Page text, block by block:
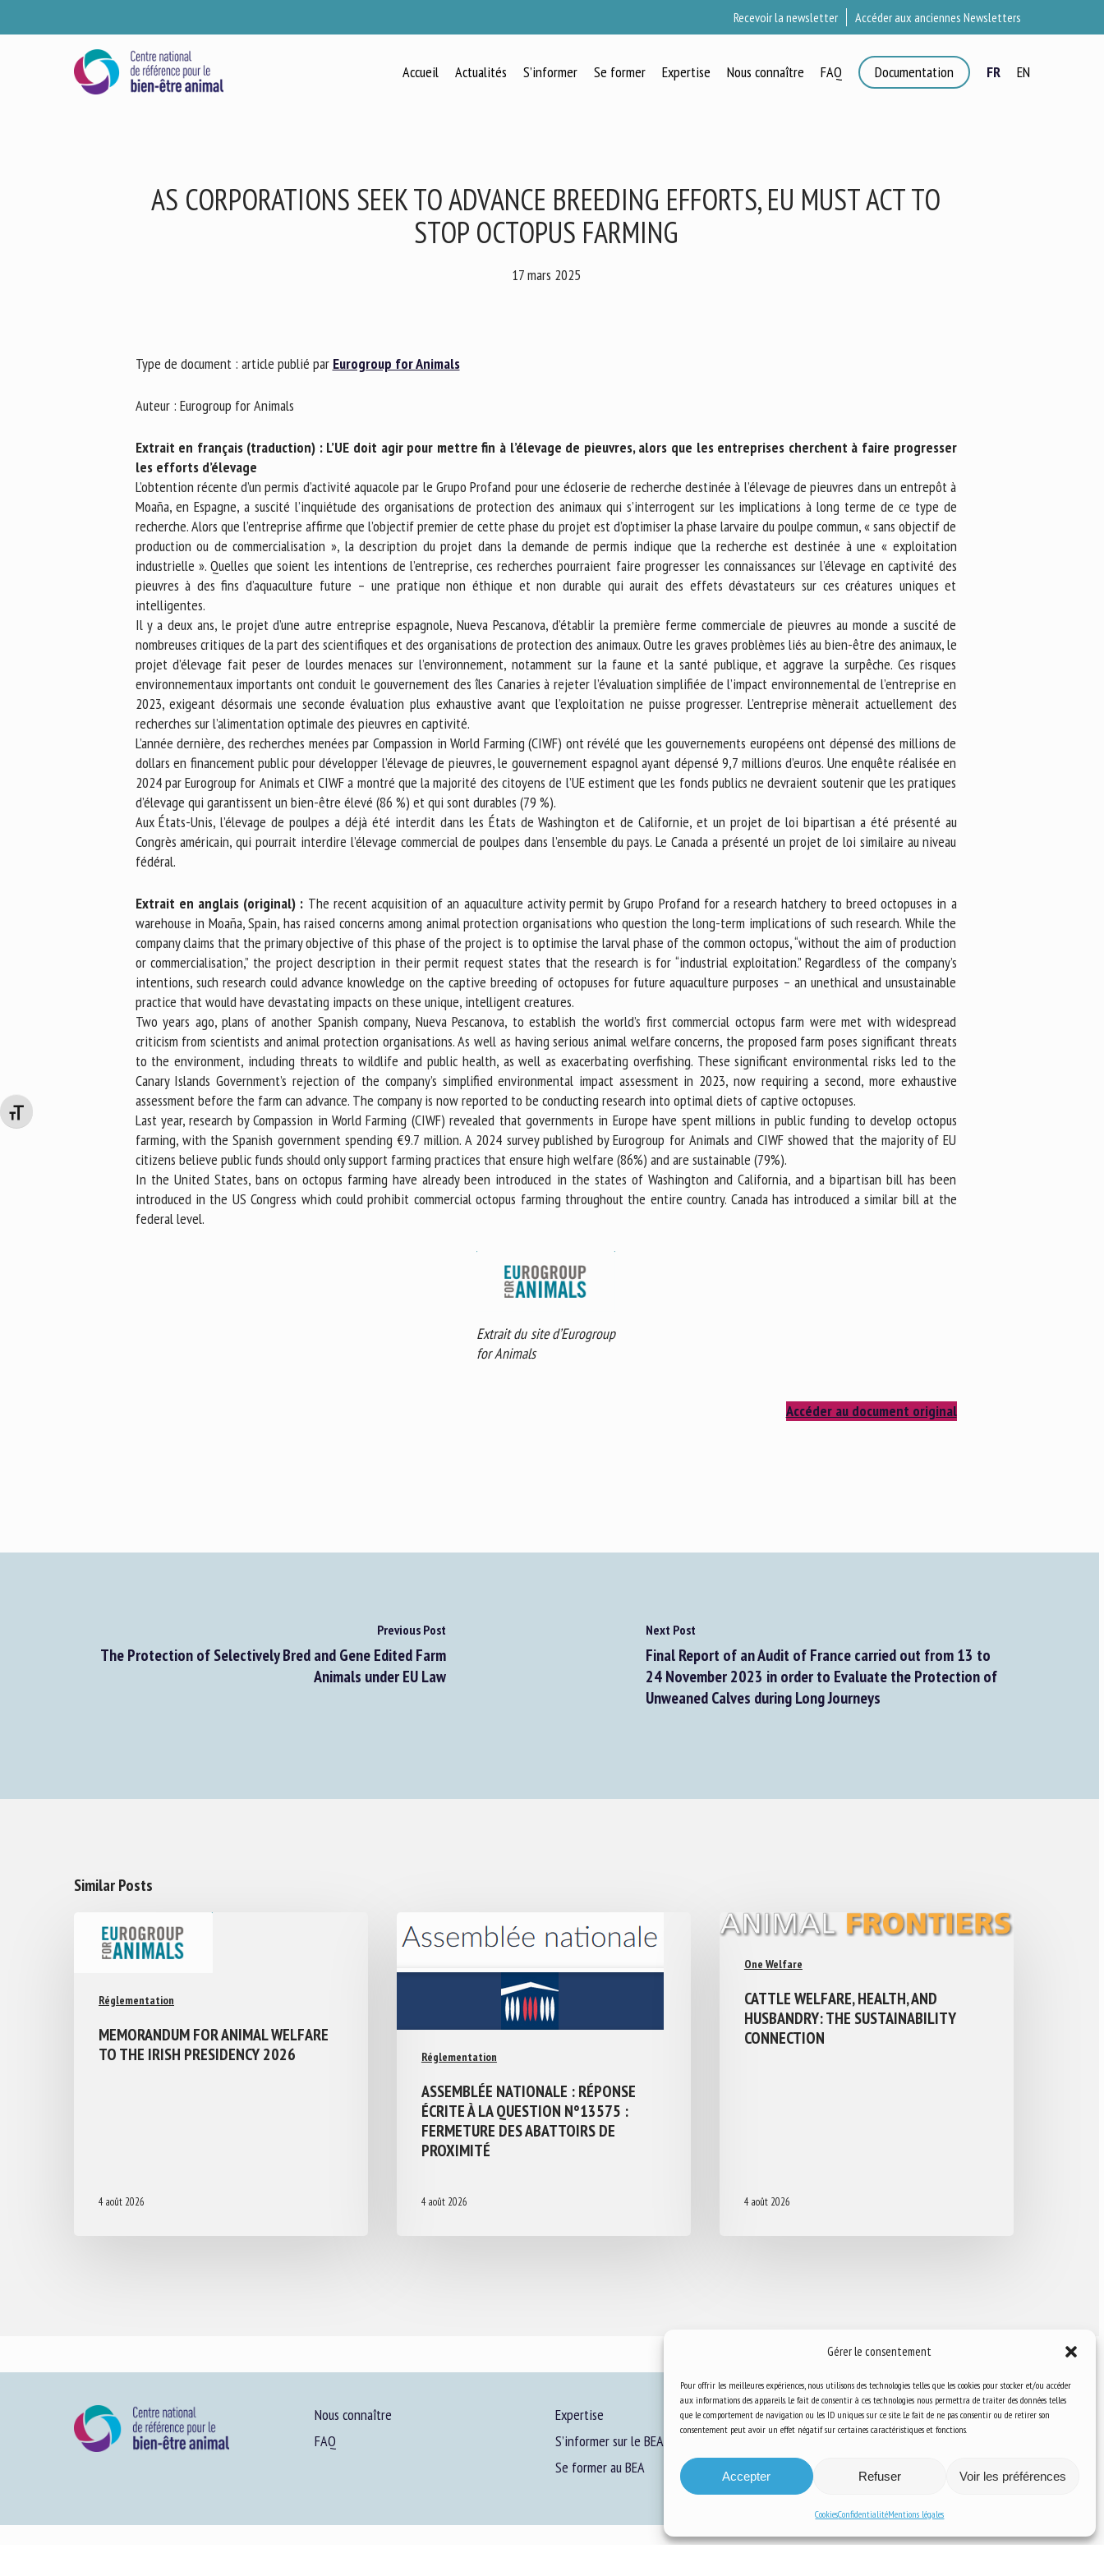
Gérer le consentement
Pour offrir les meilleures expériences, nous utilisons des technologies telles que les cookies pour stocker et/ou accéder
aux informations des appareils. Le fait de consentir à ces technologies nous permettra de traiter des données telles
que le comportement de navigation ou les ID uniques sur ce site. Le fait de ne pas consentir ou de retirer son
consentement peut avoir un effet négatif sur certaines caractéristiques et fonctions.
Accepter Refuser Voir les préférences
CookiesConfidentialitéMentions légales
Changer la taille de la police
Recevoir la newsletter Accéder aux anciennes Newsletters
Accueil Actualités S’informer Se former Expertise Nous connaître FAQ Documentation FR EN
AS CORPORATIONS SEEK TO ADVANCE BREEDING EFFORTS, EU MUST ACT TO
STOP OCTOPUS FARMING
17 mars 2025
Type de document : article publié par Eurogroup for Animals
Auteur : Eurogroup for Animals
Extrait en français (traduction) : L’UE doit agir pour mettre fin à l’élevage de pieuvres, alors que les entreprises cherchent à faire progresser
les efforts d’élevage
L’obtention récente d’un permis d’activité aquacole par le Grupo Profand pour une écloserie de recherche destinée à l’élevage de pieuvres dans un entrepôt à
Moaña, en Espagne, a suscité l’inquiétude des organisations de protection des animaux qui s’interrogent sur les implications à long terme de ce type de
recherche. Alors que l’entreprise affirme que l’objectif premier de cette phase du projet est d’optimiser la phase larvaire du poulpe commun, « sans objectif de
production ou de commercialisation », la description du projet dans la demande de permis indique que la recherche est destinée à une « exploitation
industrielle ». Quelles que soient les intentions de l’entreprise, ces recherches pourraient faire progresser les connaissances sur l’élevage en captivité des
pieuvres à des fins d’aquaculture future – une pratique non éthique et non durable qui aurait des effets dévastateurs sur ces créatures uniques et
intelligentes.
Il y a deux ans, le projet d’une autre entreprise espagnole, Nueva Pescanova, d’établir la première ferme commerciale de pieuvres au monde a suscité de
nombreuses critiques de la part des scientifiques et des organisations de protection des animaux. Outre les graves problèmes liés au bien-être des animaux, le
projet d’élevage fait peser de lourdes menaces sur l’environnement, notamment sur la faune et la santé publique, et aggrave la surpêche. Ces risques
environnementaux importants ont conduit le gouvernement des îles Canaries à rejeter l’évaluation simplifiée de l’impact environnemental de l’entreprise en
2023, exigeant désormais une seconde évaluation plus exhaustive avant que l’exploitation ne puisse progresser. L’entreprise mènerait actuellement des
recherches sur l’alimentation optimale des pieuvres en captivité.
L’année dernière, des recherches menées par Compassion in World Farming (CIWF) ont révélé que les gouvernements européens ont dépensé des millions de
dollars en financement public pour développer l’élevage de pieuvres, le gouvernement espagnol ayant dépensé 9,7 millions d’euros. Une enquête réalisée en
2024 par Eurogroup for Animals et CIWF a montré que la majorité des citoyens de l’UE estiment que les fonds publics ne devraient soutenir que les pratiques
d’élevage qui garantissent un bien-être élevé (86 %) et qui sont durables (79 %).
Aux États-Unis, l’élevage de poulpes a déjà été interdit dans les États de Washington et de Californie, et un projet de loi bipartisan a été présenté au
Congrès américain, qui pourrait interdire l’élevage commercial de poulpes dans l’ensemble du pays. Le Canada a présenté un projet de loi similaire au niveau
fédéral.
Extrait en anglais (original) : The recent acquisition of an aquaculture activity permit by Grupo Profand for a research hatchery to breed octopuses in a
warehouse in Moaña, Spain, has raised concerns among animal protection organisations who question the long-term implications of such research. While the
company claims that the primary objective of this phase of the project is to optimise the larval phase of the common octopus, “without the aim of production
or commercialisation,” the project description in their permit request states that the research is for “industrial exploitation.” Regardless of the company’s
intentions, such research could advance knowledge on the captive breeding of octopuses for future aquaculture purposes – an unethical and unsustainable
practice that would have devastating impacts on these unique, intelligent creatures.
Two years ago, plans of another Spanish company, Nueva Pescanova, to establish the world’s first commercial octopus farm were met with widespread
criticism from scientists and animal protection organisations. As well as having serious animal welfare concerns, the proposed farm poses significant threats
to the environment, including threats to wildlife and public health, as well as exacerbating overfishing. These significant environmental risks led to the
Canary Islands Government’s rejection of the company’s simplified environmental impact assessment in 2023, now requiring a second, more exhaustive
assessment before the farm can advance. The company is now reported to be conducting research into optimal diets of captive octopuses.
Last year, research by Compassion in World Farming (CIWF) revealed that governments in Europe have spent millions in public funding to develop octopus
farming, with the Spanish government spending €9.7 million. A 2024 survey published by Eurogroup for Animals and CIWF showed that the majority of EU
citizens believe public funds should only support farming practices that ensure high welfare (86%) and are sustainable (79%).
In the United States, bans on octopus farming have already been introduced in the states of Washington and California, and a bipartisan bill has been
introduced in the US Congress which could prohibit commercial octopus farming throughout the entire country. Canada has introduced a similar bill at the
federal level.
Extrait du site d’Eurogroup
for Animals
Accéder au document original
Previous Post
The Protection of Selectively Bred and Gene Edited Farm
Animals under EU Law
Next Post
Final Report of an Audit of France carried out from 13 to
24 November 2023 in order to Evaluate the Protection of
Unweaned Calves during Long Journeys
Similar Posts
Réglementation
MEMORANDUM FOR ANIMAL WELFARE
TO THE IRISH PRESIDENCY 2026
4 août 2026
Réglementation
ASSEMBLÉE NATIONALE : RÉPONSE
ÉCRITE À LA QUESTION N°13575 :
FERMETURE DES ABATTOIRS DE
PROXIMITÉ
4 août 2026
One Welfare
CATTLE WELFARE, HEALTH, AND
HUSBANDRY: THE SUSTAINABILITY
CONNECTION
4 août 2026
Nous connaître
FAQ
Expertise
S’informer sur le BEA
Se former au BEA
Ressources
BIEN-ÊTRE ANIMAL
Organisme
E-mail *
En soumettant ce formulaire, j'accepte que les informations saisies soient
utilisées dans le cadre de la relation avec le CNR BEA. *
Les champs suivis de * sont obligatoires